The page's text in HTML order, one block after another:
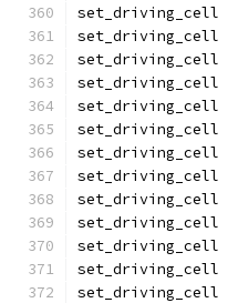
set_driving_cell
set_driving_cell
set_driving_cell
set_driving_cell
set_driving_cell
set_driving_cell
set_driving_cell
set_driving_cell
set_driving_cell
set_driving_cell
set_driving_cell
set_driving_cell
set_driving_cell